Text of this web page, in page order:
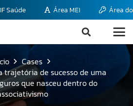
Saúde Área MEI Área
Cases
trajetória de sucesso de uma
que nasceu dentro do